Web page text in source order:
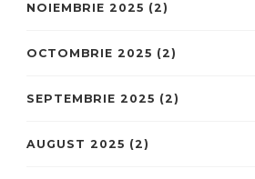
NOIEMBRIE 2025 (2)
OCTOMBRIE 2025 (2)
SEPTEMBRIE 2025 (2)
AUGUST 2025 (2)